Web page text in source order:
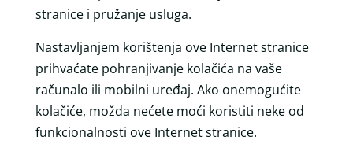
stranice i pružanje usluga.
Nastavljanjem korištenja ove Internet stranice
prihvaćate pohranjivanje kolačića na vaše
računalo ili mobilni uređaj. Ako onemogućite
kolačiće, možda nećete moći koristiti neke od
funkcionalnosti ove Internet stranice.